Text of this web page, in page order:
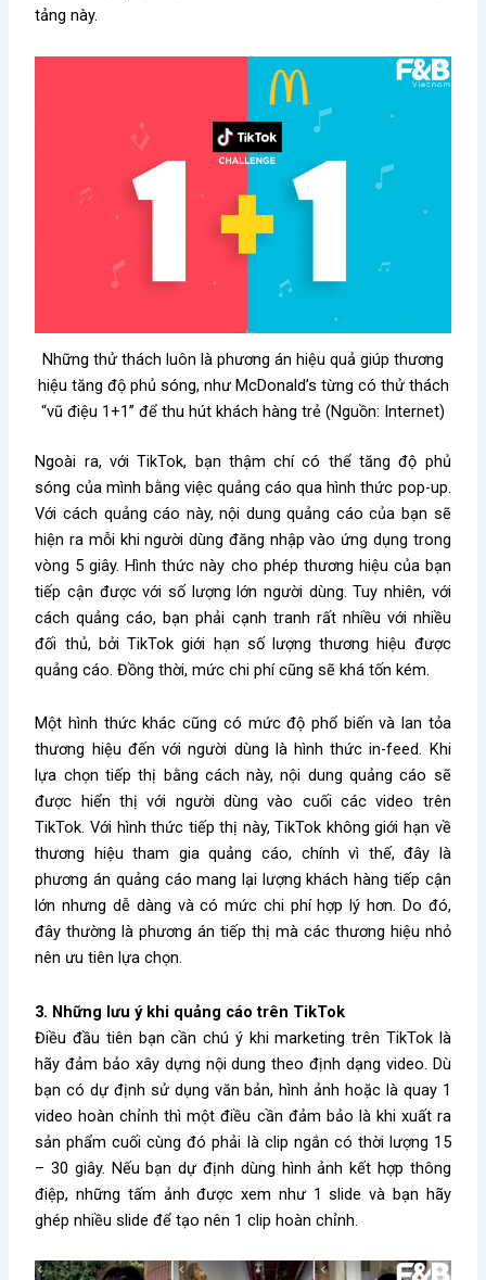
tảng này.
Những thử thách luôn là phương án hiệu quả giúp thương
hiệu tăng độ phủ sóng, như McDonald’s từng có thử thách
“vũ điệu 1+1” để thu hút khách hàng trẻ (Nguồn: Internet)
Ngoài ra, với TikTok, bạn thậm chí có thể tăng độ phủ
sóng của mình bằng việc quảng cáo qua hình thức pop-up.
Với cách quảng cáo này, nội dung quảng cáo của bạn sẽ
hiện ra mỗi khi người dùng đăng nhập vào ứng dụng trong
vòng 5 giây. Hình thức này cho phép thương hiệu của bạn
tiếp cận được với số lượng lớn người dùng. Tuy nhiên, với
cách quảng cáo, bạn phải cạnh tranh rất nhiều với nhiều
đối thủ, bởi TikTok giới hạn số lượng thương hiệu được
quảng cáo. Đồng thời, mức chi phí cũng sẽ khá tốn kém.
Một hình thức khác cũng có mức độ phổ biến và lan tỏa
thương hiệu đến với người dùng là hình thức in-feed. Khi
lựa chọn tiếp thị bằng cách này, nội dung quảng cáo sẽ
được hiển thị với người dùng vào cuối các video trên
TikTok. Với hình thức tiếp thị này, TikTok không giới hạn về
thương hiệu tham gia quảng cáo, chính vì thế, đây là
phương án quảng cáo mang lại lượng khách hàng tiếp cận
lớn nhưng dễ dàng và có mức chi phí hợp lý hơn. Do đó,
đây thường là phương án tiếp thị mà các thương hiệu nhỏ
nên ưu tiên lựa chọn.
3. Những lưu ý khi quảng cáo trên TikTok
Điều đầu tiên bạn cần chú ý khi marketing trên TikTok là
hãy đảm bảo xây dựng nội dung theo định dạng video. Dù
bạn có dự định sử dụng văn bản, hình ảnh hoặc là quay 1
video hoàn chỉnh thì một điều cần đảm bảo là khi xuất ra
sản phẩm cuối cùng đó phải là clip ngắn có thời lượng 15
– 30 giây. Nếu bạn dự định dùng hình ảnh kết hợp thông
điệp, những tấm ảnh được xem như 1 slide và bạn hãy
ghép nhiều slide để tạo nên 1 clip hoàn chỉnh.